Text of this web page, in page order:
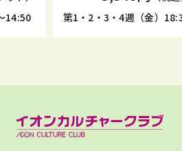
14:50
第1・2・3・4週（金）